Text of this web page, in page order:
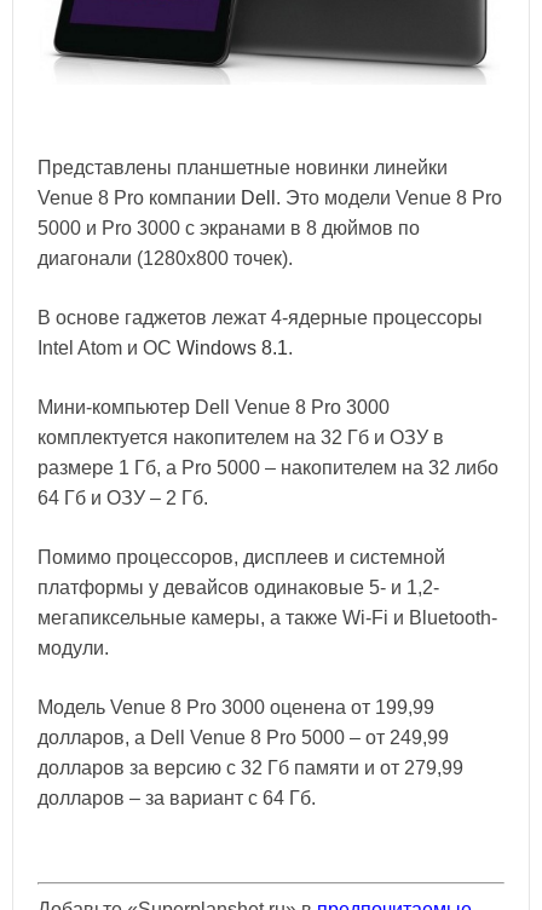
Представлены планшетные новинки линейки
Venue 8 Pro компании Dell . Это модели Venue 8 Pro
5000 и Pro 3000 с экранами в 8 дюймов по
диагонали (1280x800 точек).
В основе гаджетов лежат 4-ядерные процессоры
Intel Atom и ОС Windows 8.1.
Мини-компьютер Dell Venue 8 Pro 3000
комплектуется накопителем на 32 Гб и ОЗУ в
размере 1 Гб, а Pro 5000 – накопителем на 32 либо
64 Гб и ОЗУ – 2 Гб.
Помимо процессоров, дисплеев и системной
платформы у девайсов одинаковые 5- и 1,2-
мегапиксельные камеры, а также Wi-Fi и Bluetooth-
модули.
Модель Venue 8 Pro 3000 оценена от 199,99
долларов, а Dell Venue 8 Pro 5000 – от 249,99
долларов за версию с 32 Гб памяти и от 279,99
долларов – за вариант с 64 Гб.